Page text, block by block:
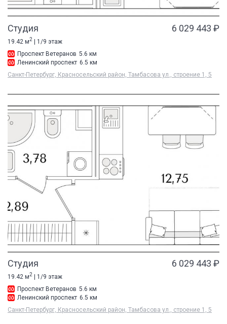
Студия 6 029 443 ₽
19.42 м2
| 1/9 этаж
Проспект Ветеранов 5.6 км
Ленинский проспект 6.5 км
Санкт-Петербург, Красносельский район, Тамбасова ул., строение 1, 5
Студия 6 029 443 ₽
19.42 м2 | 1/9 этаж
Проспект Ветеранов 5.6 км
Ленинский проспект 6.5 км
Санкт-Петербург, Красносельский район, Тамбасова ул., строение 1, 5